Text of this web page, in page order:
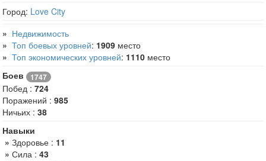
Город: Love City
» Недвижимость
» Топ боевых уровней: 1909 место
» Топ экономических уровней: 1110 место
Боев
1747
Побед : 724
Поражений : 985
Ничьих : 38
Навыки
» Здоровье : 11
» Сила : 43